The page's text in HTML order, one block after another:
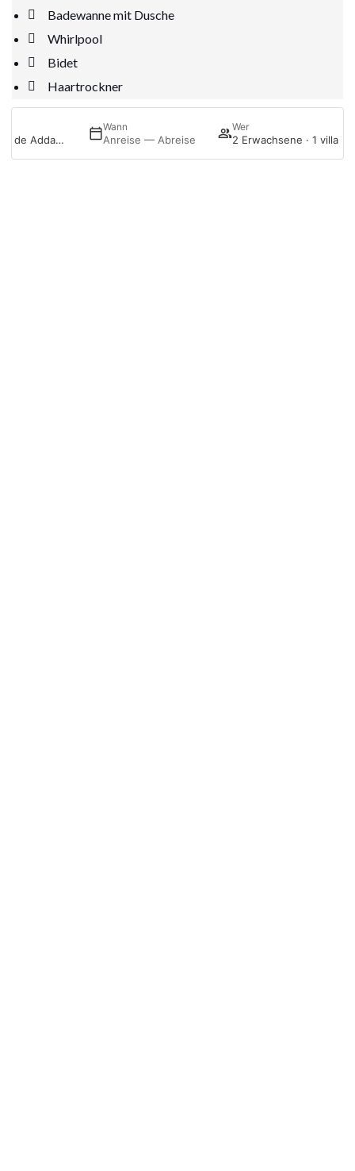
Badewanne mit Dusche
Whirlpool
Bidet
Haartrockner
Zimmer ansehen
Menurka Puerto de Addaya
Wann
Anreise — Abreise
Wer
2 Erwachsene · 1 villa